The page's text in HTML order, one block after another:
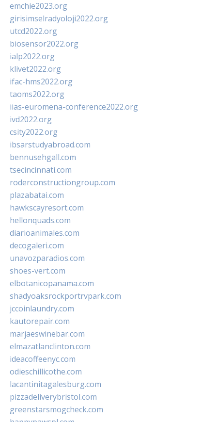
emchie2023.org
girisimselradyoloji2022.org
utcd2022.org
biosensor2022.org
ialp2022.org
klivet2022.org
ifac-hms2022.org
taoms2022.org
iias-euromena-conference2022.org
ivd2022.org
csity2022.org
ibsarstudyabroad.com
bennusehgall.com
tsecincinnati.com
roderconstructiongroup.com
plazabatai.com
hawkscayresort.com
hellonquads.com
diarioanimales.com
decogaleri.com
unavozparadios.com
shoes-vert.com
elbotanicopanama.com
shadyoaksrockportrvpark.com
jccoinlaundry.com
kautorepair.com
marjaeswinebar.com
elmazatlanclinton.com
ideacoffeenyc.com
odieschillicothe.com
lacantinitagalesburg.com
pizzadeliverybristol.com
greenstarsmogcheck.com